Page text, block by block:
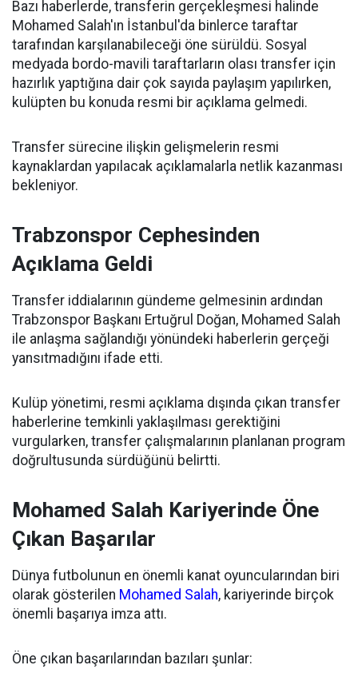
Bazı haberlerde, transferin gerçekleşmesi halinde
Mohamed Salah'ın İstanbul'da binlerce taraftar
tarafından karşılanabileceği öne sürüldü. Sosyal
medyada bordo-mavili taraftarların olası transfer için
hazırlık yaptığına dair çok sayıda paylaşım yapılırken,
kulüpten bu konuda resmi bir açıklama gelmedi.
Transfer sürecine ilişkin gelişmelerin resmi
kaynaklardan yapılacak açıklamalarla netlik kazanması
bekleniyor.
Trabzonspor Cephesinden
Açıklama Geldi
Transfer iddialarının gündeme gelmesinin ardından
Trabzonspor Başkanı Ertuğrul Doğan, Mohamed Salah
ile anlaşma sağlandığı yönündeki haberlerin gerçeği
yansıtmadığını ifade etti.
Kulüp yönetimi, resmi açıklama dışında çıkan transfer
haberlerine temkinli yaklaşılması gerektiğini
vurgularken, transfer çalışmalarının planlanan program
doğrultusunda sürdüğünü belirtti.
Mohamed Salah Kariyerinde Öne
Çıkan Başarılar
Dünya futbolunun en önemli kanat oyuncularından biri
olarak gösterilen Mohamed Salah, kariyerinde birçok
önemli başarıya imza attı.
Öne çıkan başarılarından bazıları şunlar: